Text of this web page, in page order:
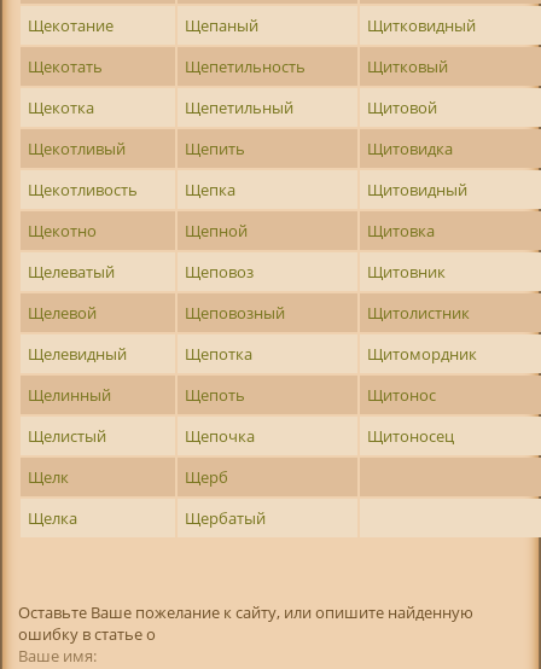
Щекотание
Щепаный
Щитковидный
Щекотать
Щепетильность
Щитковый
Щекотка
Щепетильный
Щитовой
Щекотливый
Щепить
Щитовидка
Щекотливость
Щепка
Щитовидный
Щекотно
Щепной
Щитовка
Щелеватый
Щеповоз
Щитовник
Щелевой
Щеповозный
Щитолистник
Щелевидный
Щепотка
Щитомордник
Щелинный
Щепоть
Щитонос
Щелистый
Щепочка
Щитоносец
Щелк
Щерб
Щелка
Щербатый
Оставьте Ваше пожелание к сайту, или опишите найденную
ошибку в статье о
Ваше имя: